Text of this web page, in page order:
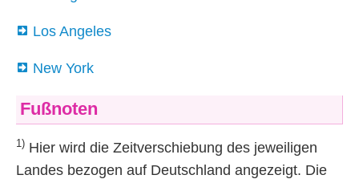
Los Angeles
New York
Fußnoten
1) Hier wird die Zeitverschiebung des jeweiligen
Landes bezogen auf Deutschland angezeigt. Die